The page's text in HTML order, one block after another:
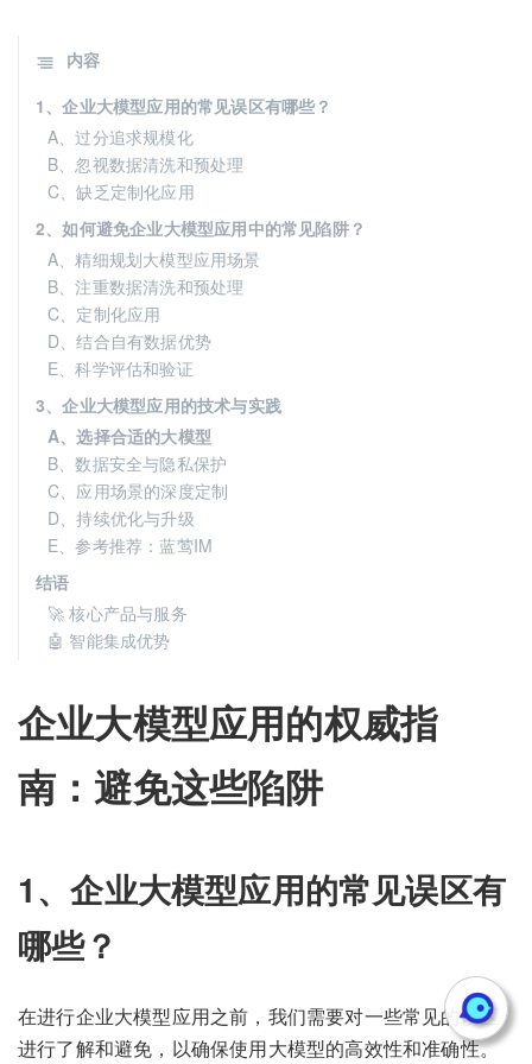
企业大模型应用的权威指
南：避免这些陷阱
1、企业大模型应用的常见误区有
哪些？
在进行企业大模型应用之前，我们需要对一些常见的误区
进行了解和避免，以确保使用大模型的高效性和准确性。
内容
1、企业大模型应用的常见误区有哪些？
A、过分追求规模化
B、忽视数据清洗和预处理
C、缺乏定制化应用
2、如何避免企业大模型应用中的常见陷阱？
A、精细规划大模型应用场景
B、注重数据清洗和预处理
C、定制化应用
D、结合自有数据优势
E、科学评估和验证
3、企业大模型应用的技术与实践
A、选择合适的大模型
B、数据安全与隐私保护
C、应用场景的深度定制
D、持续优化与升级
E、参考推荐：蓝莺IM
结语
🚀 核心产品与服务
🤖 智能集成优势